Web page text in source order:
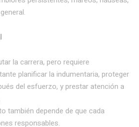
la carrera, pero requiere
planificar la indumentaria, proteger
del esfuerzo, y prestar atención a
también depende de que cada
responsables.